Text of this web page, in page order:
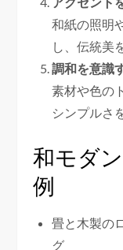
和紙の照明
し、伝統美
調和を意識
素材や色の
シンプルさ
和モダ
例
畳と木製の
グ